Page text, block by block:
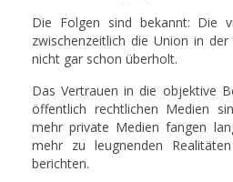
Die Folgen sind bekannt: Die
zwischenzeitlich die Union in
nicht gar schon überholt.
Das Vertrauen in die objektive
öffentlich rechtlichen Medien
mehr private Medien fangen
mehr zu leugnenden
berichten.